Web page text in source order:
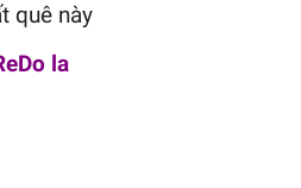
quê này
la